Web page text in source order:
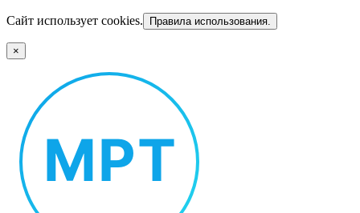
Сайт использует cookies. Правила использования.
×